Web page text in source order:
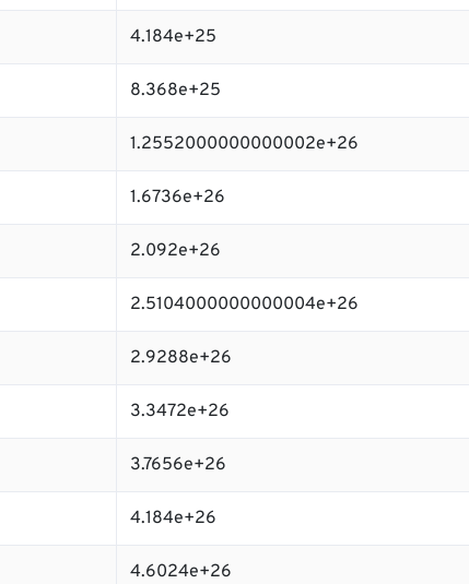
4.184e+25
8.368e+25
1.2552000000000002e+26
1.6736e+26
2.092e+26
2.5104000000000004e+26
2.9288e+26
3.3472e+26
3.7656e+26
4.184e+26
4.6024e+26